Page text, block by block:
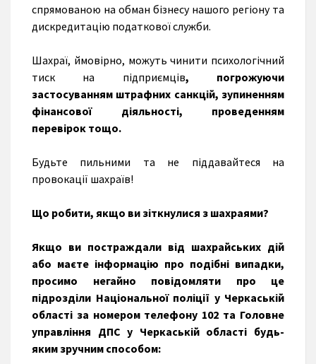
спрямованою на обман бізнесу нашого регіону та
дискредитацію податкової служби.
Шахраї, ймовірно, можуть чинити психологічний
тиск на підприємців, погрожуючи
застосуванням штрафних санкцій, зупиненням
фінансової діяльності, проведенням
перевірок тощо.
Будьте пильними та не піддавайтеся на
провокації шахраїв!
Що робити, якщо ви зіткнулися з шахраями?
Якщо ви постраждали від шахрайських дій
або маєте інформацію про подібні випадки,
просимо негайно повідомляти про це
підрозділи Національної поліції у Черкаській
області за номером телефону 102 та Головне
управління ДПС у Черкаській області будь-
яким зручним способом: